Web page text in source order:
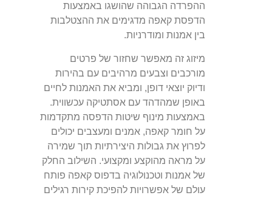
ההפרדה הגבוהה שהושגו באמצעות
הדפסת קאפה מדגימים את ההצטלבות
בין אמנות ומודרניות.
מיזוג זה מאפשר שחזור של פרטים
מורכבים וצבעים מרהיבים עם בהירות
ודיוק יוצאי דופן, ומביא את האמנות לחיים
באופן שמהדהד עם אסתטיקה עכשווית.
באמצעות מינוף שיטות הדפסה מתקדמות
על חומר קאפה, אמנים ומעצבים יכולים
לפרוץ את גבולות היצירתיות תוך שמירה
על מראה מהוקצע ומקצועי. השילוב החלק
של אמנות וטכנולוגיה בדפוס קאפה פותח
עולם של אפשרויות להפיכת קירות רגילים